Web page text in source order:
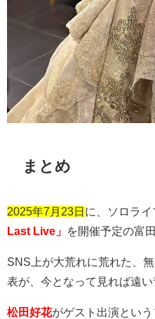
まとめ
2025年7月23日に、ソロライ
Last Live」
を開催予定の富
SNS 上が大荒れに荒れた、
表が、今となって見れば遠
松田好花がゲスト出演とい